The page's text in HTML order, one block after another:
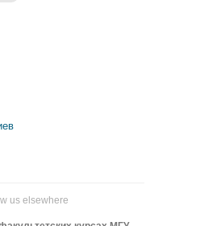
us elsewhere